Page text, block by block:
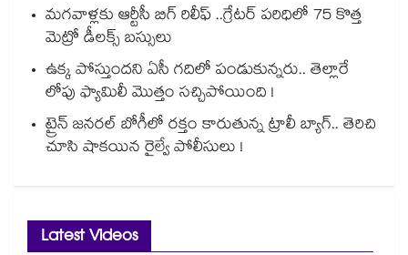
మగవాళ్లకు ఆర్టీసీ బిగ్ రిలీఫ్ ..గ్రేటర్ పరిధిలో 75 కొత్త
మెట్రో డీలక్స్ బస్సులు
ఉక్క పోస్తుందని ఏసీ గదిలో పండుకున్నరు.. తెల్లారే
లోపు ఫ్యామిలీ మొత్తం సచ్చిపోయింది !
ట్రైన్ జనరల్ బోగీలో రక్తం కారుతున్న ట్రాలీ బ్యాగ్.. తెరిచి
చూసి షాకయిన రైల్వే పోలీసులు !
Latest Videos